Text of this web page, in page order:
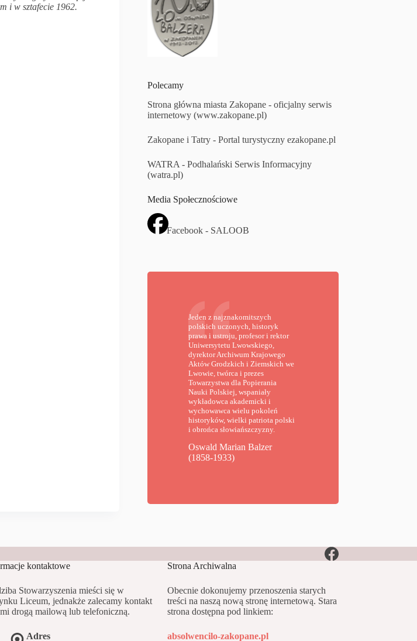
i w sztafecie 1962.
Polecamy
Strona główna miasta Zakopane - oficjalny serwis
internetowy (www.zakopane.pl)
Zakopane i Tatry - Portal turystyczny ezakopane.pl
WATRA - Podhalański Serwis Informacyjny
(watra.pl)
Media Społecznościowe
Facebook - SALOOB
Jeden z najznakomitszych
polskich uczonych, historyk
prawa i ustroju, profesor i rektor
Uniwersytetu Lwowskiego,
dyrektor Archiwum Krajowego
Aktów Grodzkich i Ziemskich we
Lwowie, twórca i prezes
Towarzystwa dla Popierania
Nauki Polskiej, wspaniały
wykładowca akademicki i
wychowawca wielu pokoleń
historyków, wielki patriota polski
i obrońca słowiańszczyzny.
Oswald Marian Balzer
(1858-1933)
kontaktowe
Stowarzyszenia mieści się w
Liceum, jednakże zalecamy kontakt
drogą mailową lub telefoniczną.
Adres
Strona Archiwalna
Obecnie dokonujemy przenoszenia starych
treści na naszą nową stronę internetową. Stara
strona dostępna pod linkiem:
absolwencilo-zakopane.pl